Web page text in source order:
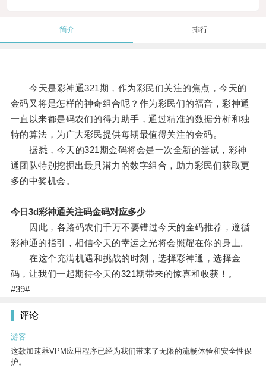
简介 排行
今天是彩神通321期，作为彩民们关注的焦点，今天的
金码又将是怎样的神奇组合呢？作为彩民们的福音，彩神通
一直以来都是码农们的得力助手，通过精准的数据分析和独
特的算法，为广大彩民提供每期最值得关注的金码。
据悉，今天的321期金码将会是一次全新的尝试，彩神
通团队特别挖掘出最具潜力的数字组合，助力彩民们获取更
多的中奖机会。
今日3d彩神通关注码金码对应多少
因此，各路码农们千万不要错过今天的金码推荐，遵循
彩神通的指引，相信今天的幸运之光将会照耀在你的身上。
在这个充满机遇和挑战的时刻，选择彩神通，选择金
码，让我们一起期待今天的321期带来的惊喜和收获！。
#39#
评论
游客
这款加速器VPM应用程序已经为我们带来了无限的流畅体验和安全性保
护。